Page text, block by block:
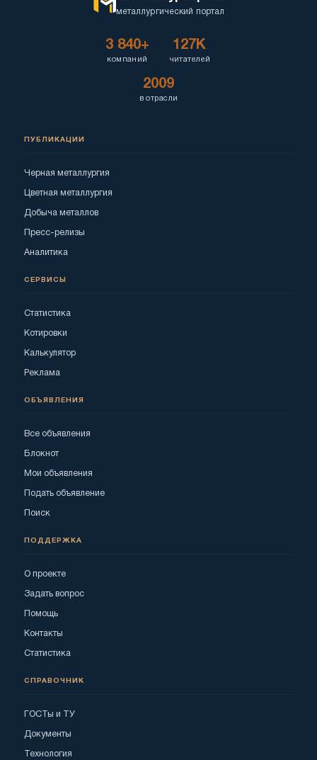
металлургический портал
3 840+
компаний
127K
читателей
2009
в отрасли
ПУБЛИКАЦИИ
Черная металлургия
Цветная металлургия
Добыча металлов
Пресс-релизы
Аналитика
СЕРВИСЫ
Статистика
Котировки
Калькулятор
Реклама
ОБЪЯВЛЕНИЯ
Все объявления
Блокнот
Мои объявления
Подать объявление
Поиск
ПОДДЕРЖКА
О проекте
Задать вопрос
Помощь
Контакты
Статистика
СПРАВОЧНИК
ГОСТы и ТУ
Документы
Технология